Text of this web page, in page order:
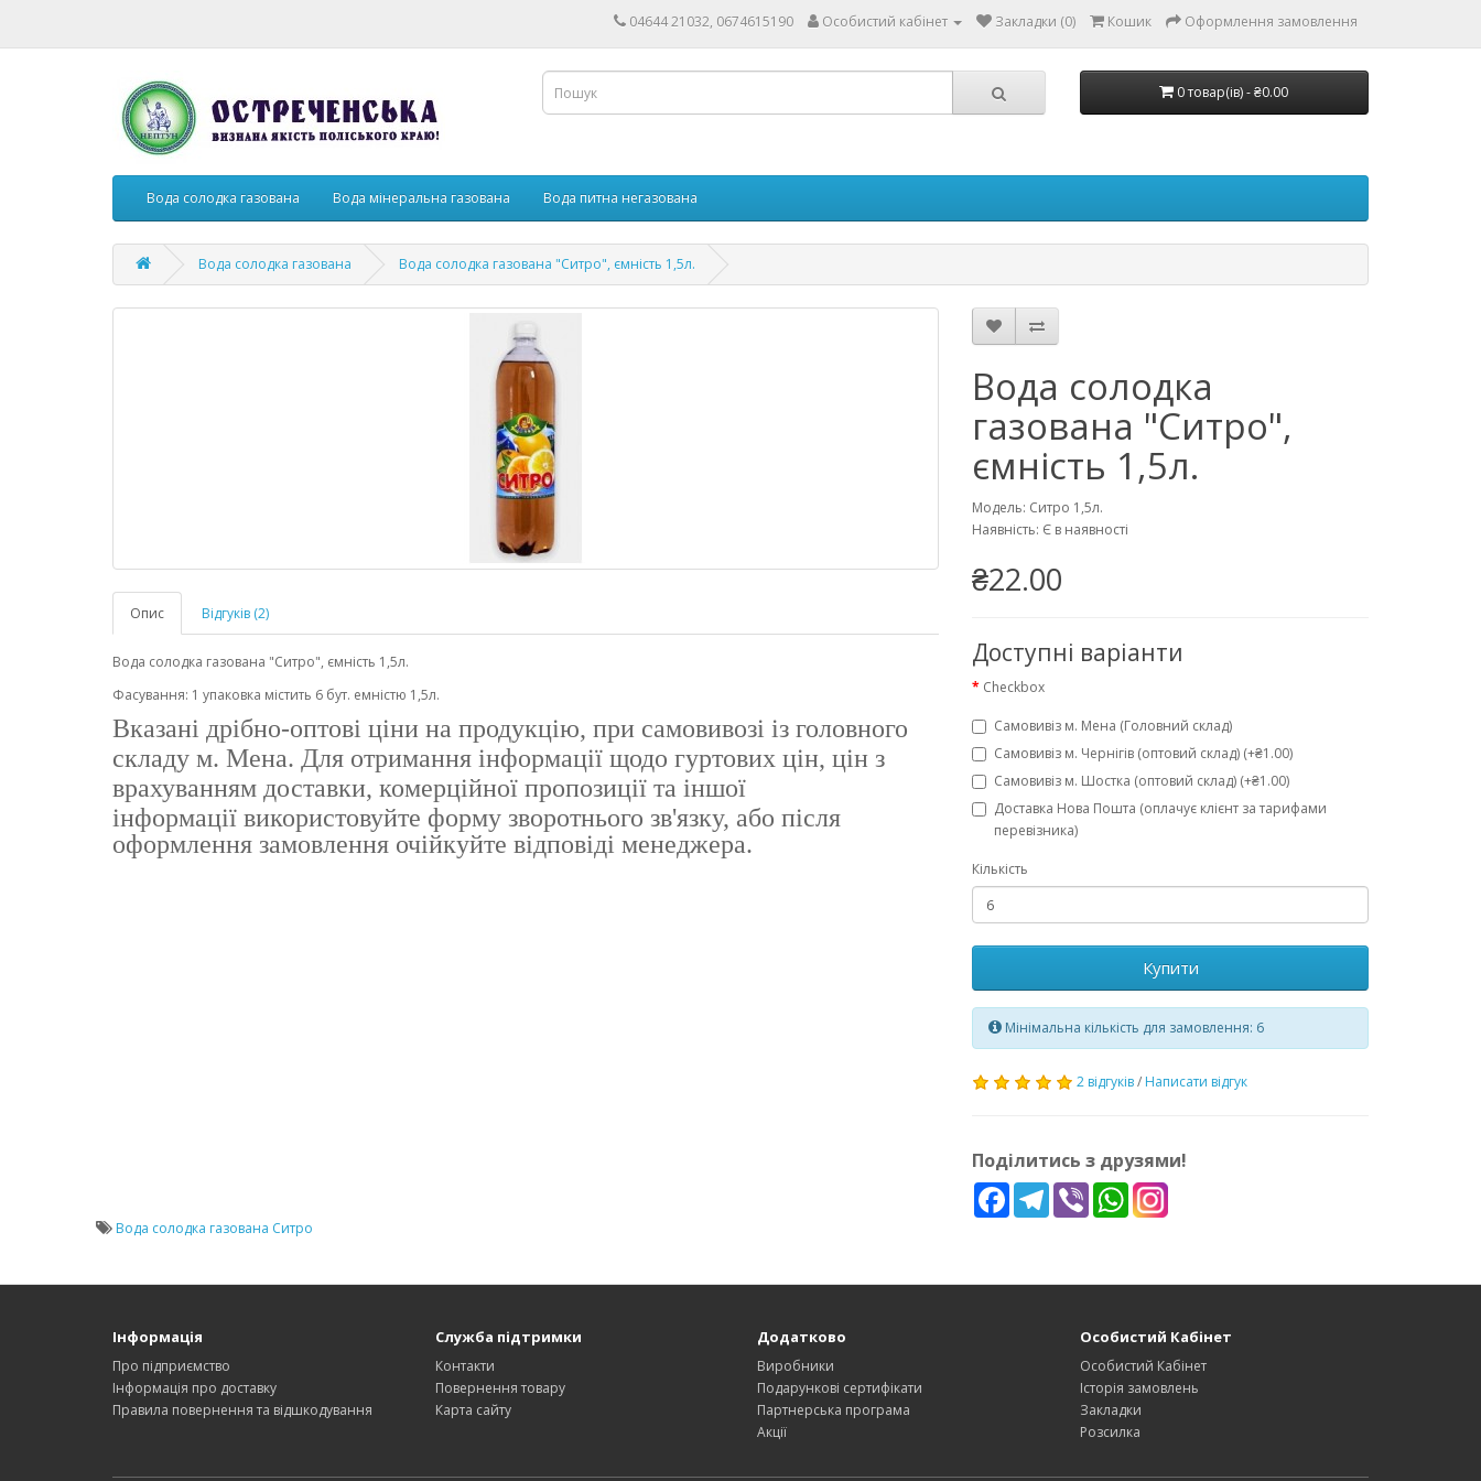
04644 21032, 0674615190 Особистий кабінет Закладки (0) Кошик Оформлення замовлення
0 товар(ів) - ₴0.00
Вода солодка газована Вода мінеральна газована Вода питна негазована
Вода солодка газована Вода солодка газована "Ситро", ємність 1,5л.
Опис Відгуків (2)
Вода солодка газована "Ситро", ємність 1,5л.
Фасування: 1 упаковка містить 6 бут. емністю 1,5л.
Вказані дрібно-оптові ціни на продукцію, при самовивозі із головного
складу м. Мена. Для отримання інформації щодо гуртових цін, цін з
врахуванням доставки, комерційної пропозиції та іншої
інформації використовуйте форму зворотнього зв'язку, або після
оформлення замовлення очійкуйте відповіді менеджера.
Вода солодка
газована "Ситро",
ємність 1,5л.
Модель: Ситро 1,5л.
Наявність: Є в наявності
₴22.00
Доступні варіанти
Checkbox
Самовивіз м. Мена (Головний склад)
Самовивіз м. Чернігів (оптовий склад) (+₴1.00)
Самовивіз м. Шостка (оптовий склад) (+₴1.00)
Доставка Нова Пошта (оплачує клієнт за тарифами
перевізника)
Кількість
Купити
Мінімальна кількість для замовлення: 6
2 відгуків/ Написати відгук
Поділитись з друзями!
FacebookTelegramViber WhatsApp
Вода солодка газована Ситро
Інформація
Про підприємство
Інформація про доставку
Правила повернення та відшкодування
Служба підтримки
Контакти
Повернення товару
Карта сайту
Додатково
Виробники
Подарункові сертифікати
Партнерська програма
Акції
Особистий Кабінет
Особистий Кабінет
Історія замовлень
Закладки
Розсилка